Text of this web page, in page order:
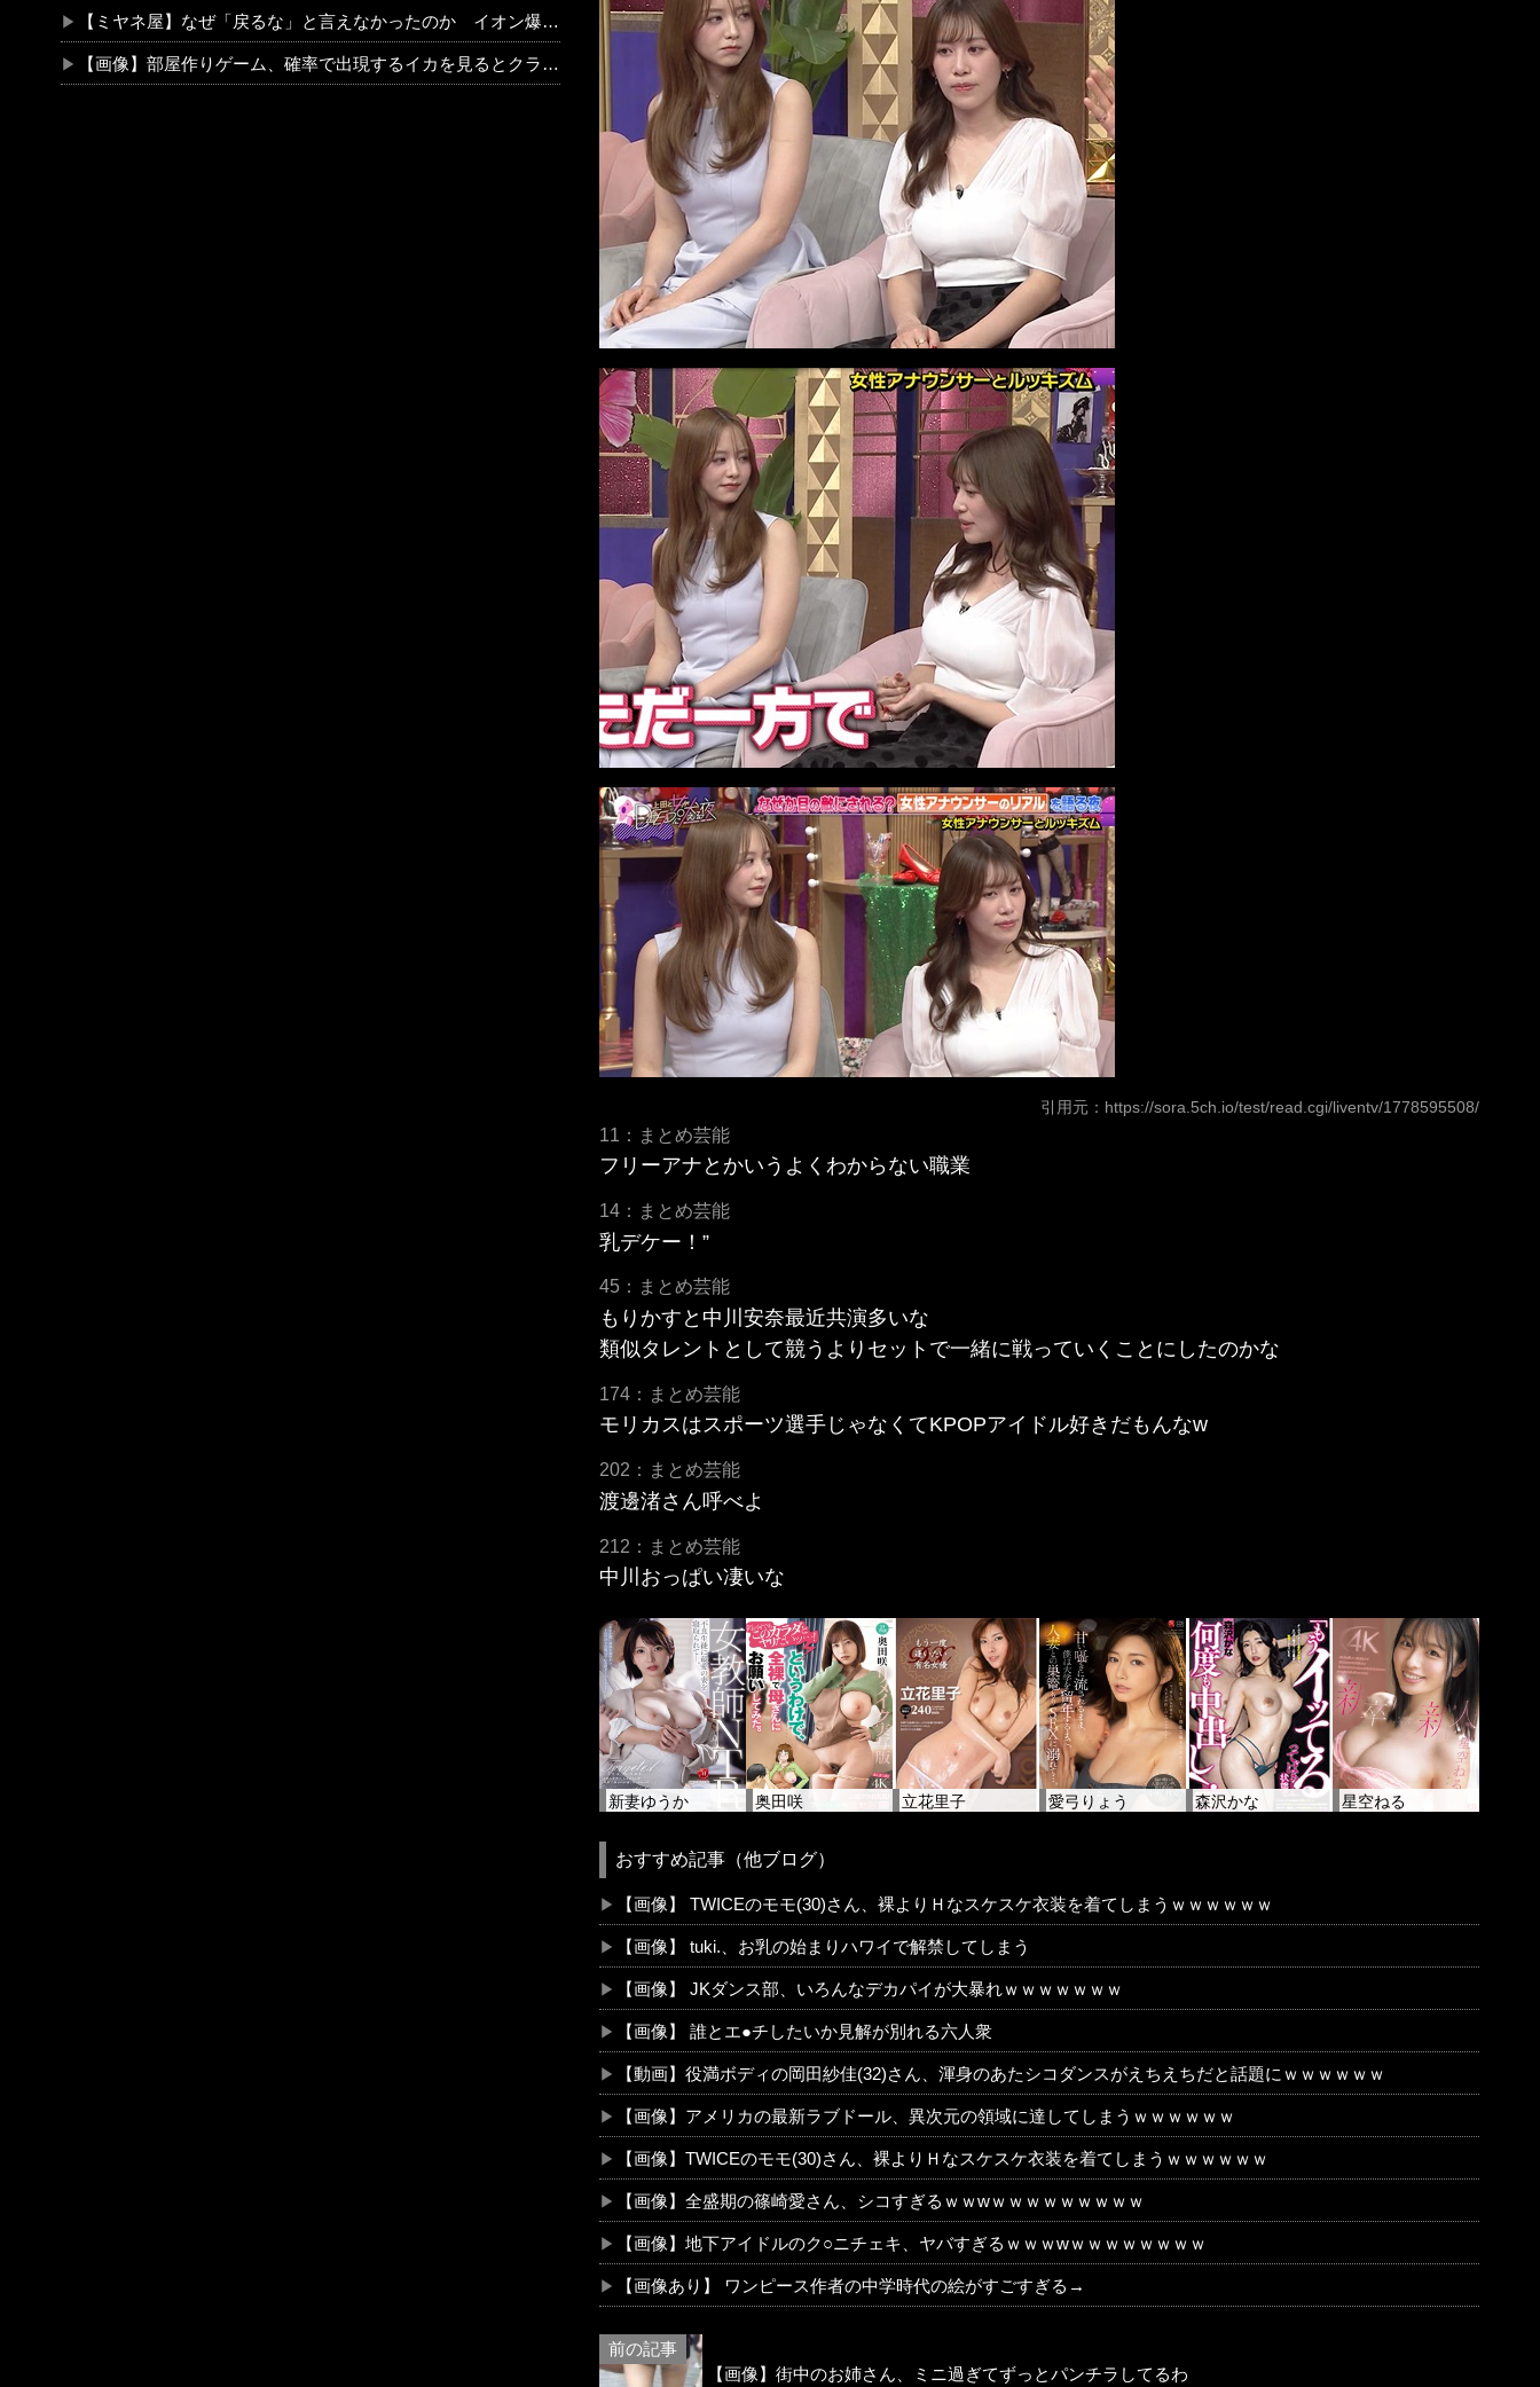
引用元： https://sora.5ch.io/test/read.cgi/liventv/1778595508/
11：まとめ芸能
フリーアナとかいうよくわからない職業
14：まとめ芸能
乳デケー！”
45：まとめ芸能
もりかすと中川安奈最近共演多いな
類似タレントとして競うよりセットで一緒に戦っていくことにしたのかな
174：まとめ芸能
モリカスはスポーツ選手じゃなくてKPOPアイドル好きだもんなw
202：まとめ芸能
渡邊渚さん呼べよ
212：まとめ芸能
中川おっぱい凄いな
新妻ゆうか 奥田咲 立花里子 愛弓りょう 森沢かな 星空ねる
おすすめ記事（他ブログ）
【画像】 TWICEのモモ(30)さん、裸よりＨなスケスケ衣装を着てしまうｗｗｗｗｗｗ
【画像】 tuki.、お乳の始まりハワイで解禁してしまう
【画像】 JKダンス部、いろんなデカパイが大暴れｗｗｗｗｗｗｗ
【画像】 誰とエ●チしたいか見解が別れる六人衆
【動画】役満ボディの岡田紗佳(32)さん、渾身のあたシコダンスがえちえちだと話題にｗｗｗｗｗｗ
【画像】アメリカの最新ラブドール、異次元の領域に達してしまうｗｗｗｗｗｗ
【画像】TWICEのモモ(30)さん、裸よりＨなスケスケ衣装を着てしまうｗｗｗｗｗｗ
【画像】全盛期の篠崎愛さん、シコすぎるｗｗwｗｗｗｗｗｗｗｗｗ
【画像】地下アイドルのク○ニチェキ、ヤバすぎるｗｗｗwｗｗｗｗｗｗｗｗ
【画像あり】 ワンピース作者の中学時代の絵がすごすぎる→
【画像】街中のお姉さん、ミニ過ぎてずっとパンチラしてるわ
【ミヤネ屋】なぜ「戻るな」と言えなかったのか イオン爆発事故で斎藤幸平氏も逡巡
【画像】部屋作りゲーム、確率で出現するイカを見るとクラッシュする不具合が発生ｗｗｗ